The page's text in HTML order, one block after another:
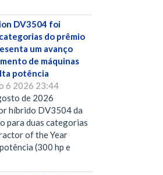
DV3504 foi
do prêmio
um avanço
de máquinas
potência
6 2026 23:44
de 2026
híbrido DV3504 da
para duas categorias
of the Year
(300 hp e